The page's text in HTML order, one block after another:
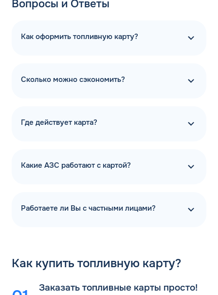
Вопросы и Ответы
Как оформить топливную карту?
Сколько можно сэкономить?
Где действует карта?
Какие АЗС работают с картой?
Работаете ли Вы с частными лицами?
Как купить топливную карту?
Заказать топливные карты просто!